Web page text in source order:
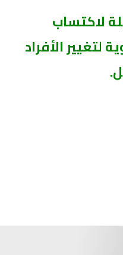
لاكتساب
لتغيير الأفراد